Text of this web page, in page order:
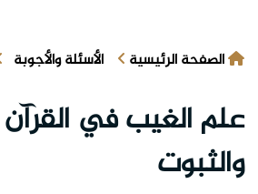
الصفحة الرئيسية الأسئلة والأجوبة
علم الغيب في
والثبوت